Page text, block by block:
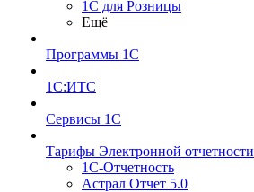
1С для Розницы
Ещё
Программы 1С
1С:ИТС
Сервисы 1С
Тарифы Электронной отчетности
1С-Отчетность
Астрал Отчет 5.0